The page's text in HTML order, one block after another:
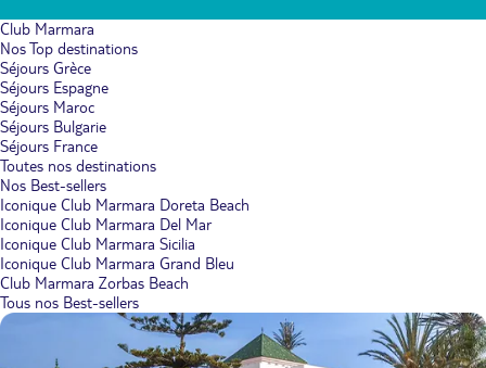
Club Marmara
Nos Top destinations
Séjours Grèce
Séjours Espagne
Séjours Maroc
Séjours Bulgarie
Séjours France
Toutes nos destinations
Nos Best-sellers
Iconique Club Marmara Doreta Beach
Iconique Club Marmara Del Mar
Iconique Club Marmara Sicilia
Iconique Club Marmara Grand Bleu
Club Marmara Zorbas Beach
Tous nos Best-sellers